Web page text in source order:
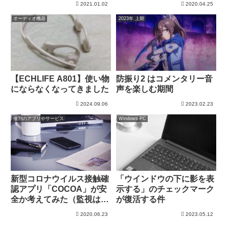
2021.01.02 2020.04.25
オーディオ機器
【ECHLIFE A801】使い物
にならなくなってきました
2024.09.06
2023年 上期
防振り2 はコメンタリー音
声を楽しむ期間
2023.02.23
個別のアプリやサービス
新型コロナウイルス接触確
認アプリ「COCOA」が安
全か考えてみた（監視は不
2020.06.23
Windows PC
「ウインドウの下に影を表
示する」のチェックマーク
が復活する件
2023.05.12